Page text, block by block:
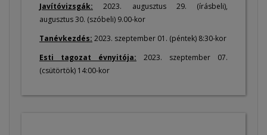
Javítóvizsgák: 2023. augusztus 29. (írásbeli),
augusztus 30. (szóbeli) 9.00-kor
Tanévkezdés: 2023. szeptember 01. (péntek) 8:30-kor
Esti tagozat évnyitója: 2023. szeptember 07.
(csütörtök) 14:00-kor